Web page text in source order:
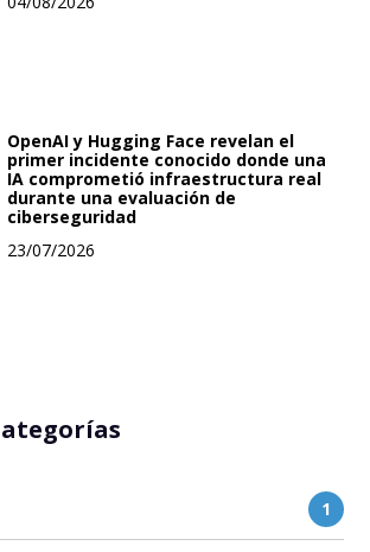
OpenAI y Hugging Face revelan el
primer incidente conocido donde una
IA comprometió infraestructura real
durante una evaluación de
ciberseguridad
23/07/2026
1